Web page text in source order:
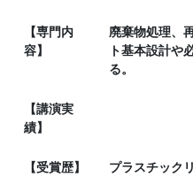
【専門内
容】
廃棄物処理、
ト基本設計や
る。
【講演実
績】
【受賞歴】
プラスチック